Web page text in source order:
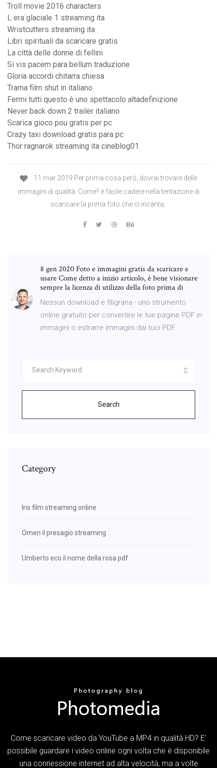
Troll movie 2016 characters
L era glaciale 1 streaming ita
Wristcutters streaming ita
Libri spirituali da scaricare gratis
La città delle donne di fellini
Si vis pacem para bellum traduzione
Gloria accordi chitarra chiesa
Trama film shut in italiano
Fermi tutti questo è uno spettacolo altadefinizione
Never back down 2 trailer italiano
Scarica gioco pou gratis per pc
Crazy taxi download gratis para pc
Thor ragnarok streaming ita cineblog01
11 mar 2019 Per prima cosa però, dovrai trovare delle
immagini di qualità. Come? è facile cadere nella tentazione di
scaricare la prima foto che ci incanta,
8 gen 2020 Foto e immagini gratis da scaricare e
usare Come detto a inizio articolo, è bene visionare
sempre la licenza di utilizzo della foto prima di
Nessun download e filigrana - uno strumento
online gratuito per convertire le tue pagine PDF in
immagini o estrarre immagini dai tuoi PDF.
Search
Category
Iris film streaming online
Omen il presagio streaming
Umberto eco il nome della rosa pdf
Come scaricare video da YouTube a MP4 in qualità HD? E’
possibile guardare i video online ogni volta che è disponibile
una connessione internet ad alta velocità, ma a volte